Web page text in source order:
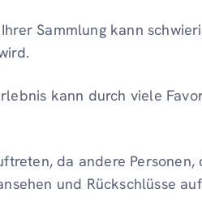
Sammlung kann
kann durch viele
da andere Personen,
und Rückschlüsse